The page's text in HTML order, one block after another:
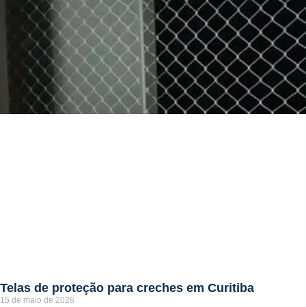
Telas de proteção para creches em Curitiba
15 de maio de 2026